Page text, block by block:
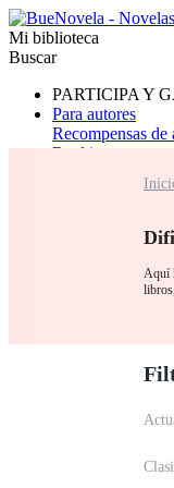
Mi biblioteca
Buscar
PARTICIPA Y
Para autores
Recompensas de
Ranking
Romance
Aquí